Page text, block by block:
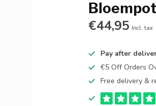
€44,95 Incl. tax
Pay after
€5 Off Orders
Free delivery &